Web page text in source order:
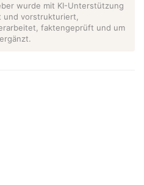
wurde mit KI-Unterstützung
und vorstrukturiert,
faktengeprüft und um